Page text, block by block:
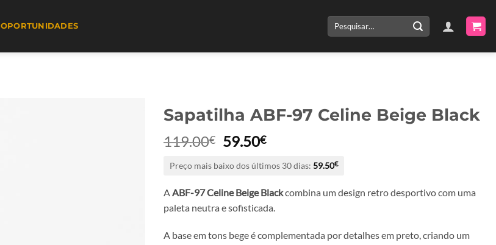
OPORTUNIDADES
Pesquisar
por:
Sapatilha ABF-97 Celine Beige Black
119.00€
O
original
119.00€.
59.50€O
atual
59.50€.
Preço mais baixo dos últimos 30 dias: 59.50€
A ABF-97 Celine Beige Blackcombina um design retro desportivo com uma
paleta neutra e sofisticada.
A base em tons bege é complementada por detalhes em preto, criando um